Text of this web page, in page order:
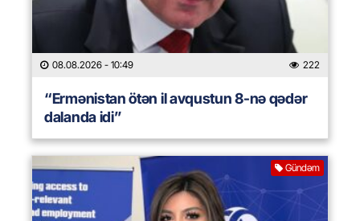
08.08.2026 - 10:49 222
“Ermənistan ötən il avqustun 8-nə qədər
dalanda idi”
Gündəm